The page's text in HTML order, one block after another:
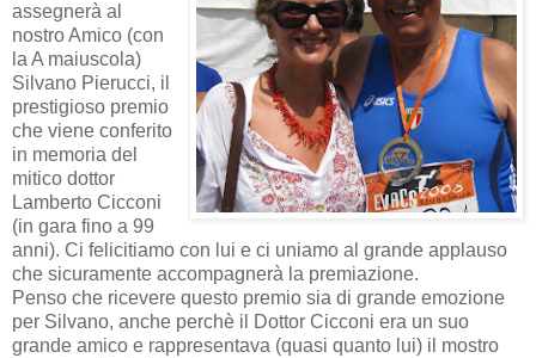
assegnerà al
nostro Amico (con
la A maiuscola)
Silvano Pierucci, il
prestigioso premio
che viene conferito
in memoria del
mitico dottor
Lamberto Cicconi
(in gara fino a 99
anni). Ci felicitiamo con lui e ci uniamo al grande applauso
che sicuramente accompagnerà la premiazione.
Penso che ricevere questo premio sia di grande emozione
per Silvano, anche perchè il Dottor Cicconi era un suo
grande amico e rappresentava (quasi quanto lui) il mostro